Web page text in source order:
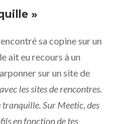
»
sa copine sur un
ait eu recours à un
sur un site de
les sites de rencontres.
tranquille. Sur Meetic, des
en fonction de tes